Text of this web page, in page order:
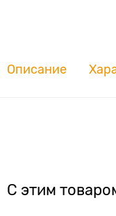
Описание
С этим